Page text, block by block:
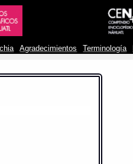
Agradecimientos Terminología